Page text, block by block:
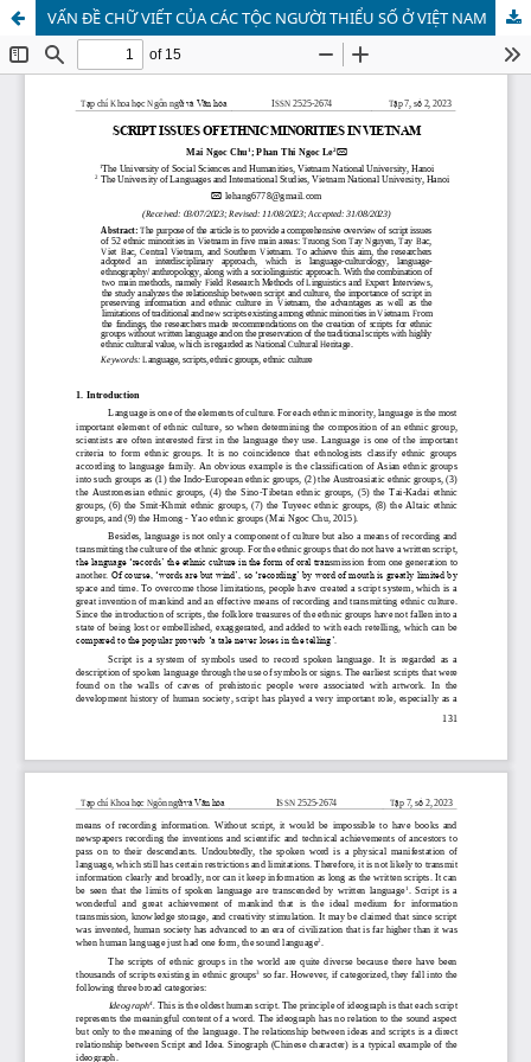
VẤN ĐỀ CHỮ VIẾT CỦA CÁC TỘC NGƯỜI THIỂU SỐ Ở VIỆT NAM